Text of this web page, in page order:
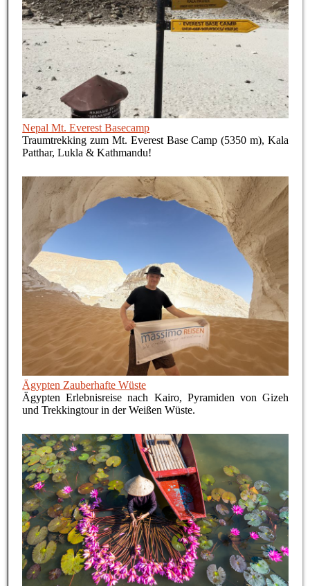
Nepal Mt. Everest Basecamp
Traumtrekking zum Mt. Everest Base Camp (5350 m), Kala
Patthar, Lukla & Kathmandu!
Ägypten Zauberhafte Wüste
Ägypten Erlebnisreise nach Kairo, Pyramiden von Gizeh
und Trekkingtour in der Weißen Wüste.